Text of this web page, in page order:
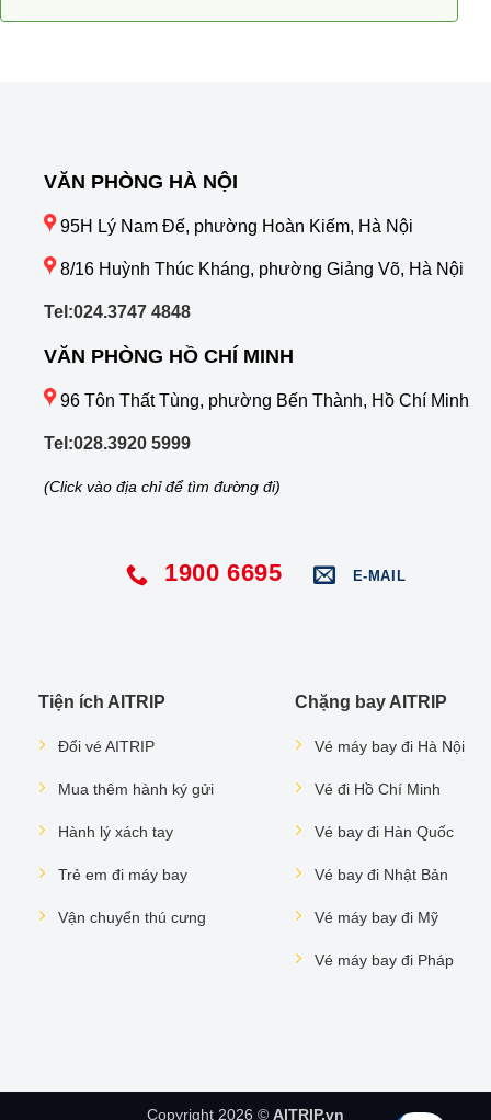
VĂN PHÒNG HÀ NỘI
95H Lý Nam Đế, phường Hoàn Kiếm, Hà Nội
8/16 Huỳnh Thúc Kháng, phường Giảng Võ, Hà Nội
Tel:024.3747 4848
VĂN PHÒNG HỒ CHÍ MINH
96 Tôn Thất Tùng, phường Bến Thành, Hồ Chí Minh
Tel:028.3920 5999
(Click vào địa chỉ để tìm đường đi)
1900 6695 E-MAIL
Tiện ích AITRIP
Đổi vé AITRIP
Mua thêm hành ký gửi
Hành lý xách tay
Trẻ em đi máy bay
Vận chuyển thú cưng
Chặng bay AITRIP
Vé máy bay đi Hà Nội
Vé đi Hồ Chí Minh
Vé bay đi Hàn Quốc
Vé bay đi Nhật Bản
Vé máy bay đi Mỹ
Vé máy bay đi Pháp
Copyright 2026 © AITRIP.vn